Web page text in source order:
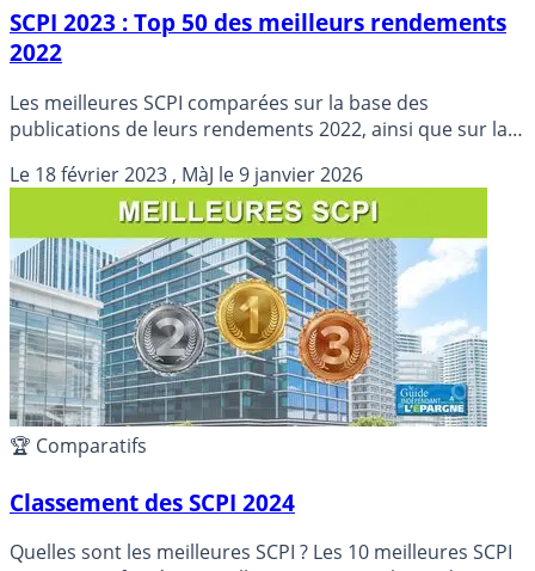
SCPI 2023 : Top 50 des meilleurs rendements
2022
Les meilleures SCPI comparées sur la base des
publications de leurs rendements 2022, ainsi que sur la
Le 18 février 2023 , MàJ le9 janvier 2026
🏆 Comparatifs
Classement des SCPI 2024
Quelles sont les meilleures SCPI ? Les 10 meilleures SCPI